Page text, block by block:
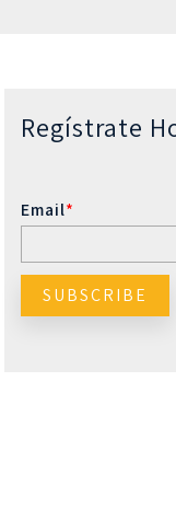
Regístrate
Email*